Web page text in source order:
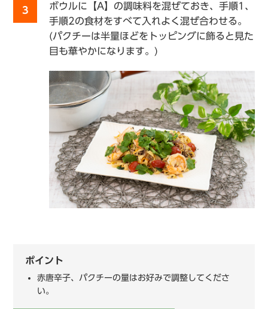
3
ボウルに【A】の調味料を混ぜておき、手順1、
手順2の食材をすべて入れよく混ぜ合わせる。
(パクチーは半量ほどをトッピングに飾ると見た
目も華やかになります。)
ポイント
赤唐辛子、パクチーの量はお好みで調整してくださ
い。